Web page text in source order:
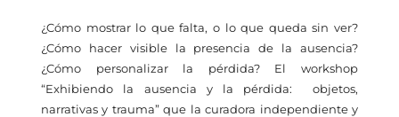
¿Cómo mostrar lo que falta, o lo que queda sin ver?
¿Cómo hacer visible la presencia de la ausencia?
¿Cómo personalizar la pérdida? El workshop
“Exhibiendo la ausencia y la pérdida: objetos,
narrativas y trauma” que la curadora independiente y